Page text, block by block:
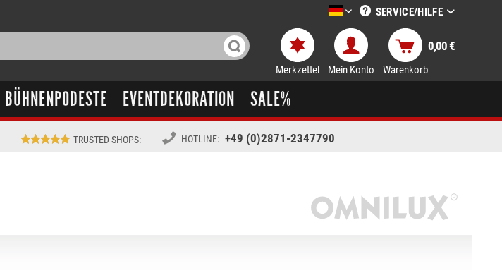
LTT-Versand deutsch
SERVICE/HILFE
Merkzettel Mein Konto Warenkorb
0,00 €
BÜHNENPODESTE EVENTDEKORATION SALE%
TRUSTED SHOPS: HOTLINE: +49 (0)2871-2347790